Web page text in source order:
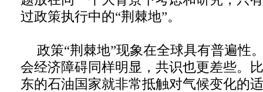
过政策执行中的“荆棘地”。
政策“荆棘地”现象在全球具有普遍性
会经济障碍同样明显，共识也更差些。
东的石油国家就非常抵触对气候变化的